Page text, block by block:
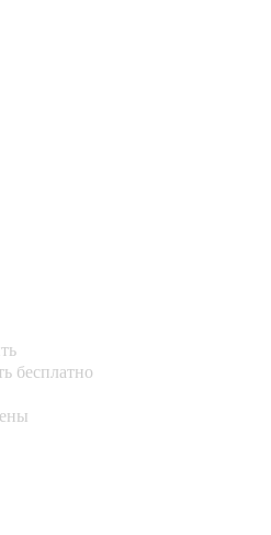
бесплатно